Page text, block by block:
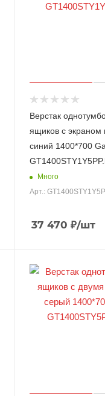
Верстак
ящиков с
синий 1400*700
Много
Арт.:
37 470 ₽/шт